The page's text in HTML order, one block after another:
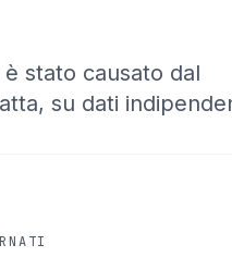
stato causato dal
su dati